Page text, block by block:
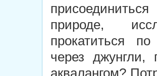
природе,
прокатиться
через
аквалангом?